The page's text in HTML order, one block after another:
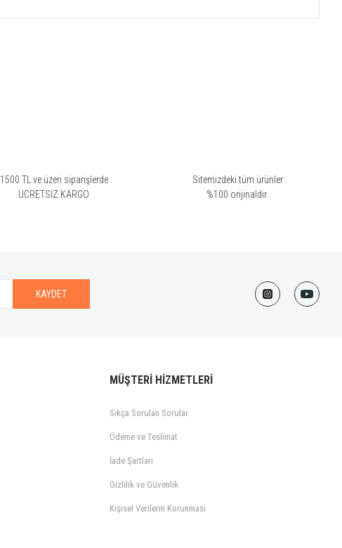
1500 TL ve üzeri siparişlerde
ÜCRETSİZ KARGO
Sitemizdeki tüm ürünler
%100 orijinaldir.
KAYDET
MÜŞTERİ HİZMETLERİ
Sıkça Sorulan Sorular
Ödeme ve Teslimat
İade Şartları
Gizlilik ve Güvenlik
Kişisel Verilerin Korunması